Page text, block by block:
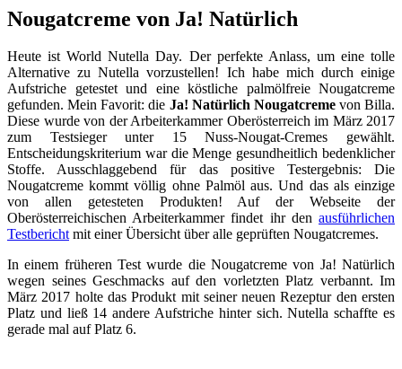
Nougatcreme von Ja! Natürlich
Heute ist World Nutella Day. Der perfekte Anlass, um eine tolle
Alternative zu Nutella vorzustellen! Ich habe mich durch einige
Aufstriche getestet und eine köstliche palmölfreie Nougatcreme
gefunden. Mein Favorit: die Ja! Natürlich Nougatcremevon Billa.
Diese wurde von der Arbeiterkammer Oberösterreich im März 2017
zum Testsieger unter 15 Nuss-Nougat-Cremes gewählt.
Entscheidungskriterium war die Menge gesundheitlich bedenklicher
Stoffe. Ausschlaggebend für das positive Testergebnis: Die
Nougatcreme kommt völlig ohne Palmöl aus. Und das als einzige
von allen getesteten Produkten! Auf der Webseite der
Oberösterreichischen Arbeiterkammer findet ihr den ausführlichen
Testberichtmit einer Übersicht über alle geprüften Nougatcremes.
In einem früheren Test wurde die Nougatcreme von Ja! Natürlich
wegen seines Geschmacks auf den vorletzten Platz verbannt. Im
März 2017 holte das Produkt mit seiner neuen Rezeptur den ersten
Platz und ließ 14 andere Aufstriche hinter sich. Nutella schaffte es
gerade mal auf Platz 6.